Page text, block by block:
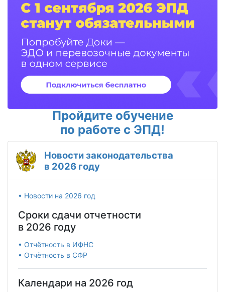
Пройдите обучение
по работе с ЭПД!
Новости законодательства
в 2026 году
• Новости на 2026 год
Сроки сдачи отчетности
в 2026 году
• Отчётность в ИФНС
• Отчётность в СФР
Календари на 2026 год